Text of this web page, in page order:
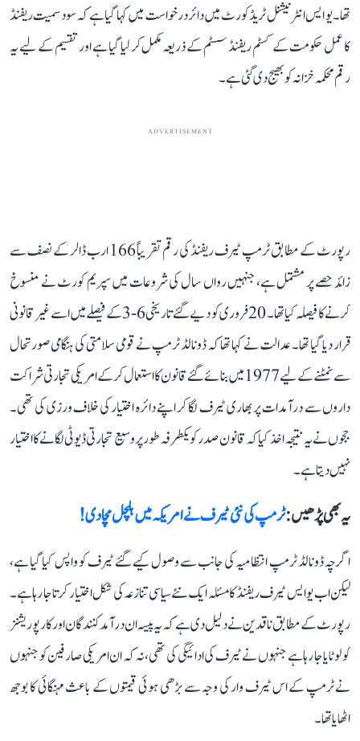
تھا۔ یو ایس انٹرنیشنل ٹریڈ کورٹ میں دائر درخواست میں کہا گیا ہے کہ سود سمیت ریفنڈ
کا عمل حکومت کے کسٹم ریفنڈ سسٹم کے ذریعہ مکمل کر لیا گیا ہے اور تقسیم کے لیے یہ
رقم محکمہ خزانہ کو بھیج دی گئی ہے۔
ADVERTISEMENT
رپورٹ کے مطابق ٹرمپ ٹیرف ریفنڈ کی رقم تقریباً 166 ارب ڈالر کے نصف سے
زائد حصے پر مشتمل ہے، جنہیں رواں سال کی شروعات میں سپریم کورٹ نے منسوخ
کرنے کا فیصلہ کیا تھا۔ 20 فروری کو دیے گئے تاریخی 6-3 کے فیصلے میں اسے غیر قانونی
قرار دیا گیا تھا۔ عدالت نے کہا تھا کہ ڈونالڈ ٹرمپ نے قومی سلامتی کی ہنگامی صورتحال
سے نمٹنے کے لیے 1977 میں بنائے گئے قانون کا استعمال کر کے امریکی تجارتی شراکت
داروں سے درآمدات پر بھاری ٹیرف لگا کر اپنے دائرہ اختیار کی خلاف ورزی کی تھی۔
ججوں نے یہ نتیجہ اخذ کیا کہ قانون صدر کو یکطرفہ طور پر وسیع تجارتی ڈیوٹی لگانے کا اختیار
نہیں دیتا ہے۔
یہ بھی پڑھیں :ٹرمپ کی نئی ٹیرف نے امریکہ میں ہلچل مچا دی!
اگرچہ ڈونالڈ ٹرمپ انتظامیہ کی جانب سے وصول کیے گئے ٹیرف کو واپس کیا گیا ہے،
لیکن اب یو ایس ٹیرف ریفنڈ کا مسئلہ ایک نئے سیاسی تنازعہ کی شکل اختیار کرتا جا رہا ہے۔
رپورٹ کے مطابق ناقدین نے دلیل دی ہے کہ یہ پیسہ ان درآمد کنندگان اور کارپوریشنز
کو لوٹایا جا رہا ہے جنہوں نے ٹیرف کی ادائیگی کی تھی، نہ کہ ان امریکی صارفین کو جنہوں
نے ٹرمپ کے اس ٹیرف وار کی وجہ سے بڑھی ہوئی قیمتوں کے باعث مہنگائی کا بوجھ
اٹھایا تھا۔